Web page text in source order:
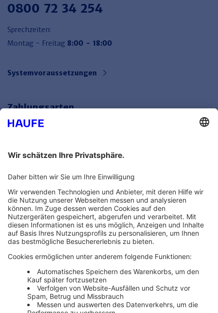
0800 72 34 254
Sprechzeiten:
Montag - Freitag 8:00 - 18:00
Systemvoraussetzungen
Zahlungsarten
Themenwelten und Produktschulungen